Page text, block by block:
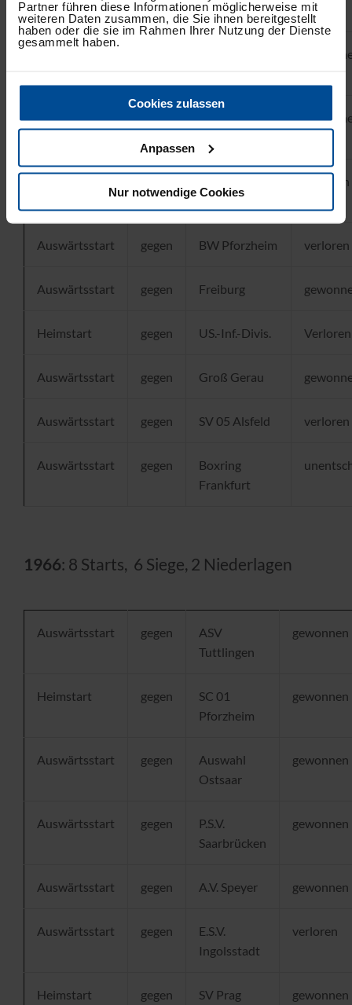
Partner führen diese Informationen möglicherweise mit
weiteren Daten zusammen, die Sie ihnen bereitgestellt
haben oder die sie im Rahmen Ihrer Nutzung der Dienste
gesammelt haben.
Cookies zulassen
Anpassen
Nur notwendige Cookies
Linkenheim
Heimstart gegen
TV 1860
Aschaffenburg
verloren
Auswärtsstart gegen BW Pforzheim verloren
Auswärtsstart gegen Freiburg
Heimstart gegen US.-Inf.-Divis. Verloren
Auswärtsstart gegen Groß Gerau
Auswärtsstart gegen SV 05 Alsfeld verloren
Auswärtsstart gegen
Boxring
Frankfurt
1966: 8 Starts, 6 Siege, 2 Niederlagen
Auswärtsstart gegen
ASV
Tuttlingen
gewonnen
Heimstart gegen
SC 01
Pforzheim
gewonnen
Auswärtsstart gegen
Auswahl
Ostsaar
gewonnen
Auswärtsstart gegen
P.S.V.
Saarbrücken
gewonnen
Auswärtsstart gegen A.V. Speyer gewonnen
Auswärtsstart gegen
E.S.V.
Ingolsstadt
verloren
Heimstart gegen
SV Prag
gewonnen